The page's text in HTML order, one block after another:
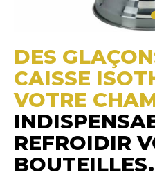
DES
CAISSE
VOTRE
REFROIDIR
BOUTEILLES.